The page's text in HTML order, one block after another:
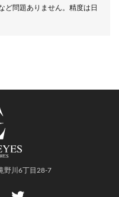
ど問題ありません。精度は日
野川6丁目28-7